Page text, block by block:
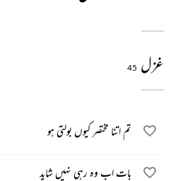
غزل 45
تم اتنا مختصر کیوں بولتی ہو
بات اب وہ رہی نہیں شاید